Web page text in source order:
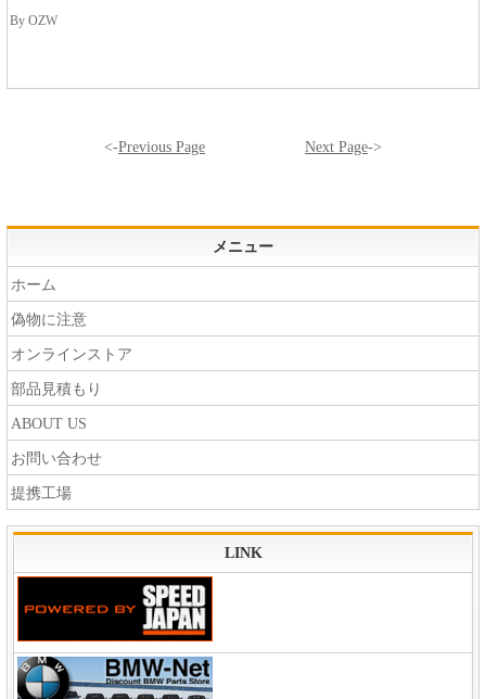
By OZW
<-Previous Page Next Page->
メニュー
ホーム
偽物に注意
オンラインストア
部品見積もり
ABOUT US
お問い合わせ
提携工場
LINK